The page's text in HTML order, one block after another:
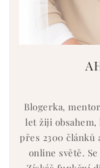
Blogerka,
let žiji obsahem,
přes 2300 článků
online světě.